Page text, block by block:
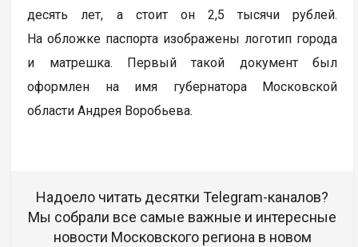
десять лет, а стоит он 2,5 тысячи рублей.
На обложке паспорта изображены логотип города
и матрешка. Первый такой документ был
оформлен на имя губернатора Московской
области Андрея Воробьева.
Надоело читать десятки Telegram-каналов?
Мы собрали все самые важные и интересные
новости Московского региона в новом